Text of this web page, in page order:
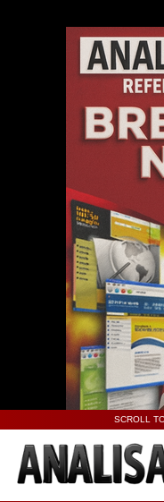
SCROLL